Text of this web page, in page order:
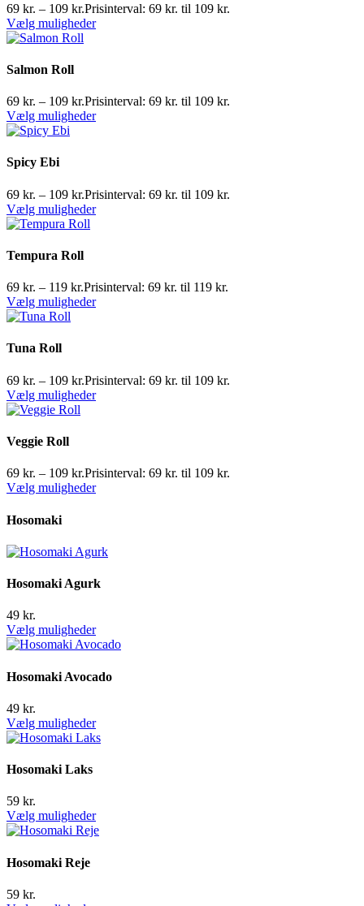
69 kr. – 109 kr.Prisinterval: 69 kr. til 109 kr.
Vælg muligheder
Salmon Roll
69 kr. – 109 kr.Prisinterval: 69 kr. til 109 kr.
Vælg muligheder
Spicy Ebi
69 kr. – 109 kr.Prisinterval: 69 kr. til 109 kr.
Vælg muligheder
Tempura Roll
69 kr. – 119 kr.Prisinterval: 69 kr. til 119 kr.
Vælg muligheder
Tuna Roll
69 kr. – 109 kr.Prisinterval: 69 kr. til 109 kr.
Vælg muligheder
Veggie Roll
69 kr. – 109 kr.Prisinterval: 69 kr. til 109 kr.
Vælg muligheder
Hosomaki
Hosomaki Agurk
49 kr.
Vælg muligheder
Hosomaki Avocado
49 kr.
Vælg muligheder
Hosomaki Laks
59 kr.
Vælg muligheder
Hosomaki Reje
59 kr.